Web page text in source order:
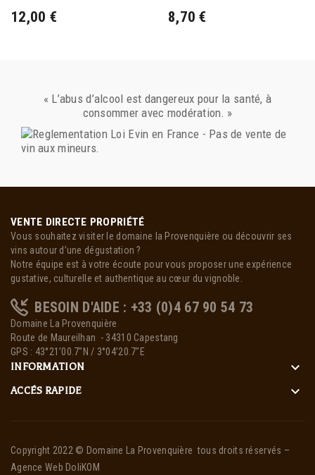
12,00 € 8,70 €
« L’abus d’alcool est dangereux pour la santé, à
consommer avec modération. »
VENTE DIRECTE PROPRIÉTÉ
Vous souhaitez visiter le domaine la Provenquière ou découvrir ses
vins autour d’une dégustation ?
Notre équipe est à votre écoute pour vous proposer une expérience
gustative, culturelle et authentique au cœur du vignoble.
BESOIN D'AIDE : +33 (0)4 67 90 54 73
Domaine La Provenquière
Route de Maureilhan - 34310 Capestang
GPS : 43°21’00.7″N / 3°04’20.7″E
INFORMATION keyboard_arrow_down
ACCÉS RAPIDE keyboard_arrow_down
Copyright 2022 © Domaine La Provenquière tous droits réservés –
Agence Web DoliKOM